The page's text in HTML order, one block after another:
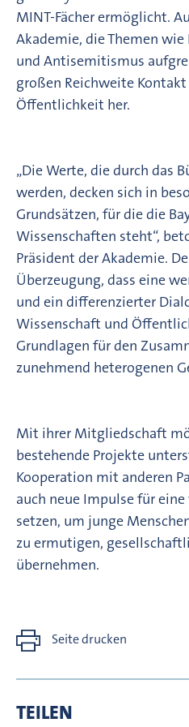
MINT-Fächer ermöglicht.
Akademie, die Themen
und Antisemitismus
großen Reichweite
Öffentlichkeit her.
„Die Werte, die durch das
werden, decken sich in
Grundsätzen, für die die
Wissenschaften steht“,
Präsident der Akademie.
Überzeugung, dass eine
und ein differenzierter
Wissenschaft und
Grundlagen für den
zunehmend heterogenen
Mit ihrer Mitgliedschaft
bestehende Projekte
Kooperation mit anderen
auch neue Impulse für
setzen, um junge
zu ermutigen,
übernehmen.
Seite drucken
TEILEN